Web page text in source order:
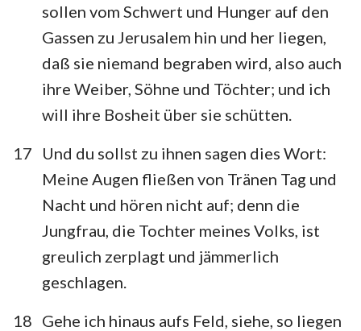
sollen vom Schwert und Hunger auf den
Gassen zu Jerusalem hin und her liegen,
daß sie niemand begraben wird, also auch
ihre Weiber, Söhne und Töchter; und ich
will ihre Bosheit über sie schütten.
17
Und du sollst zu ihnen sagen dies Wort:
Meine Augen fließen von Tränen Tag und
Nacht und hören nicht auf; denn die
Jungfrau, die Tochter meines Volks, ist
greulich zerplagt und jämmerlich
geschlagen.
18 Gehe ich hinaus aufs Feld, siehe, so liegen